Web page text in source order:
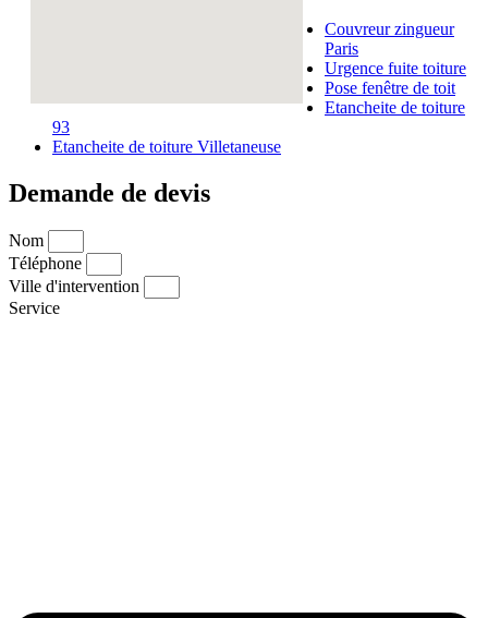
Couvreur zingueur
Paris
Urgence fuite toiture
Pose fenêtre de toit
Etancheite de toiture
93
Etancheite de toiture Villetaneuse
Demande de devis
Nom
Téléphone
Ville d'intervention
Service